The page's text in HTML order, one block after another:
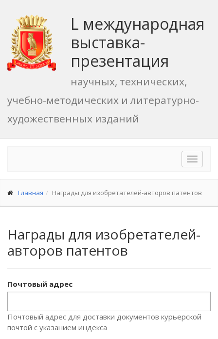
L международная
выставка-
презентация
научных, технических,
учебно-методических и литературно-
художественных изданий
Toggle
Главная Награды для изобретателей-авторов патентов
Награды для изобретателей-
авторов патентов
Почтовый адрес
Почтовый адрес для доставки документов курьерской
почтой с указанием индекса